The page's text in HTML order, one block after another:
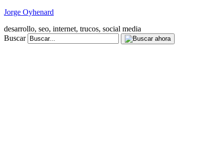
Jorge Oyhenard
desarrollo, seo, internet, trucos, social media
Buscar